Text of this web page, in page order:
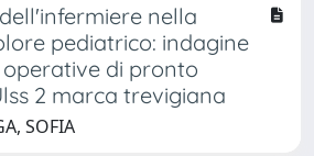
nella
pediatrico: indagine
di pronto
2 marca trevigiana
SOFIA